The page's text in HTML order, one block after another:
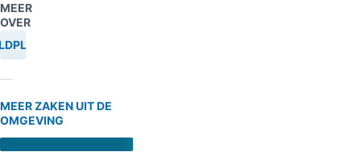
MEER
OVER
MEER ZAKEN UIT DE
OMGEVING